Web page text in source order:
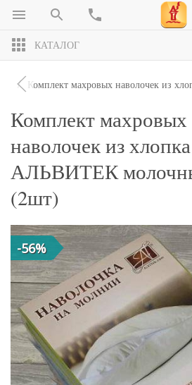
КАТАЛОГ
Комплект махровых наволочек из
Комплект махровых
наволочек из хлопка
АЛЬВИТЕК
(2шт)
-56%